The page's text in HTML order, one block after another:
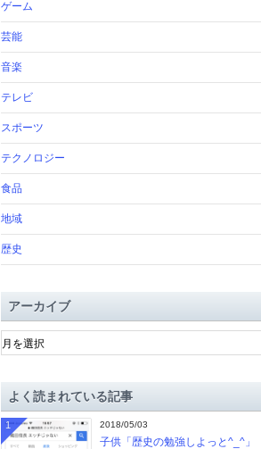
ゲーム
芸能
音楽
テレビ
スポーツ
テクノロジー
食品
地域
歴史
アーカイブ
ア
ー
ブよく読まれている記事
2018/05/03
子供「歴史の勉強しよっと^_^」
1